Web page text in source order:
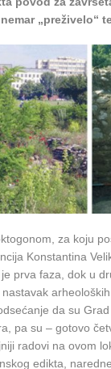
„preživelo“
za koju
Konstantina
prva faza, dok u
da su
pa su – gotovo
radovi na ovom
edikta,